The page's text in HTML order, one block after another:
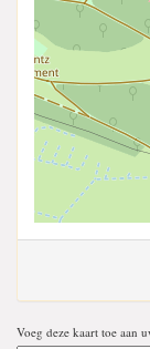
Voeg deze kaart toe aan